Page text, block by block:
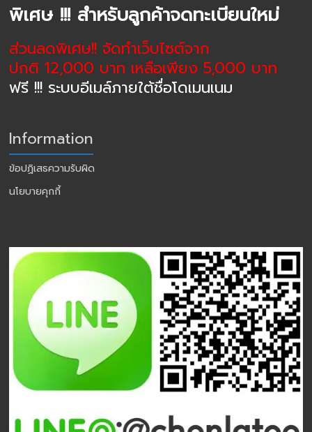
พิเศษ !!! สำหรับลูกค้าจดทะเบียนใหม่
ส่วนลดพิเศษ!! จัดทำเว็บไซต์จาก
ปกติ 12,000 บาท เหลือเพียง 5,000 บาท
ฟรี !!! ระบบอีเมล์ภายใต้ชื่อโดเมนเนม
Information
ข้อปฏิเสธความรับผิด
นโยบายคุกกี้